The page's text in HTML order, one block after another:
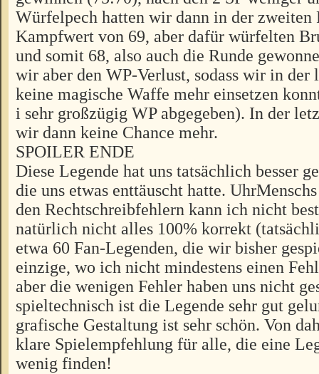
Würfelpech hatten wir dann in der zweiten
Kampfwert von 69, aber dafür würfelten
und somit 68, also auch die Runde
wir aber den WP-Verlust, sodass wir in der
keine magische Waffe mehr einsetzen
i sehr großzügig WP abgegeben). In der
wir dann keine Chance mehr.
SPOILER ENDE
Diese Legende hat uns tatsächlich besser
die uns etwas enttäuscht hatte.
den Rechtschreibfehlern kann ich nicht
natürlich nicht alles 100% korrekt
etwa 60 Fan-Legenden, die wir bisher
einzige, wo ich nicht mindestens einen
aber die wenigen Fehler haben uns nicht
spieltechnisch ist die Legende sehr gut
grafische Gestaltung ist sehr schön. Von
klare Spielempfehlung für alle, die eine
wenig finden!